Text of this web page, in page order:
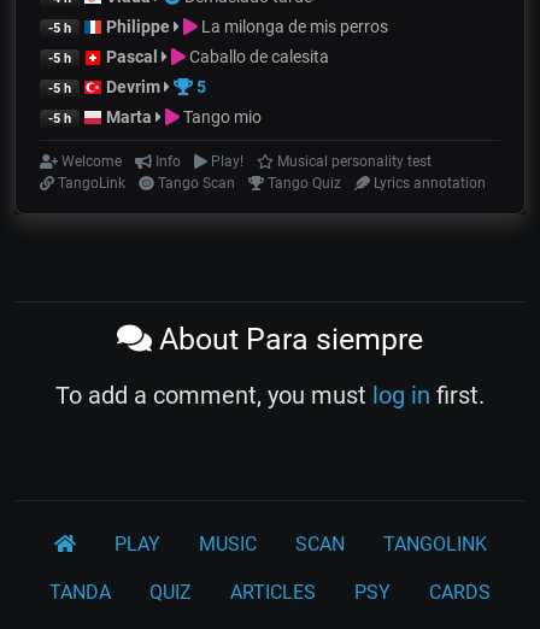
-5 h Philippe La milonga de mis perros
-5 h Pascal Caballo de calesita
-5 h Devrim 5
-5 h Marta Tango mio
Welcome Info Play!
Musical personality test
TangoLink
Tango Scan Tango Quiz Lyrics annotation
About Para siempre
To add a comment, you must log in first.
PLAY MUSIC SCAN TANGOLINK
TANDA QUIZ ARTICLES PSY CARDS